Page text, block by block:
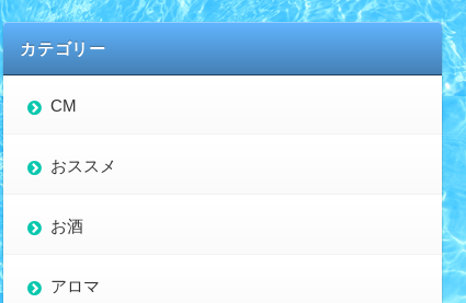
カテゴリー
CM
おススメ
お酒
アロマ